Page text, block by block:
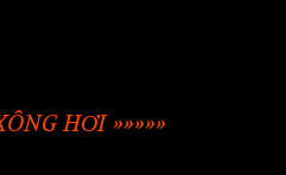
HƠI »»»»»